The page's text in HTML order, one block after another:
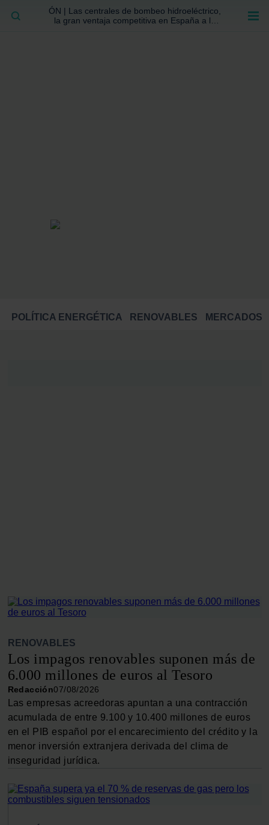
ÓN | Las centrales de bombeo hidroeléctrico,
la gran ventaja competitiva en España a la
POLÍTICA ENERGÉTICA RENOVABLES MERCADOS
BUSCAR
RENOVABLES
Los impagos renovables suponen más de
6.000 millones de euros al Tesoro
Redacción07/08/2026
Las empresas acreedoras apuntan a una contracción
acumulada de entre 9.100 y 10.400 millones de euros
en el PIB español por el encarecimiento del crédito y la
menor inversión extranjera derivada del clima de
inseguridad jurídica.